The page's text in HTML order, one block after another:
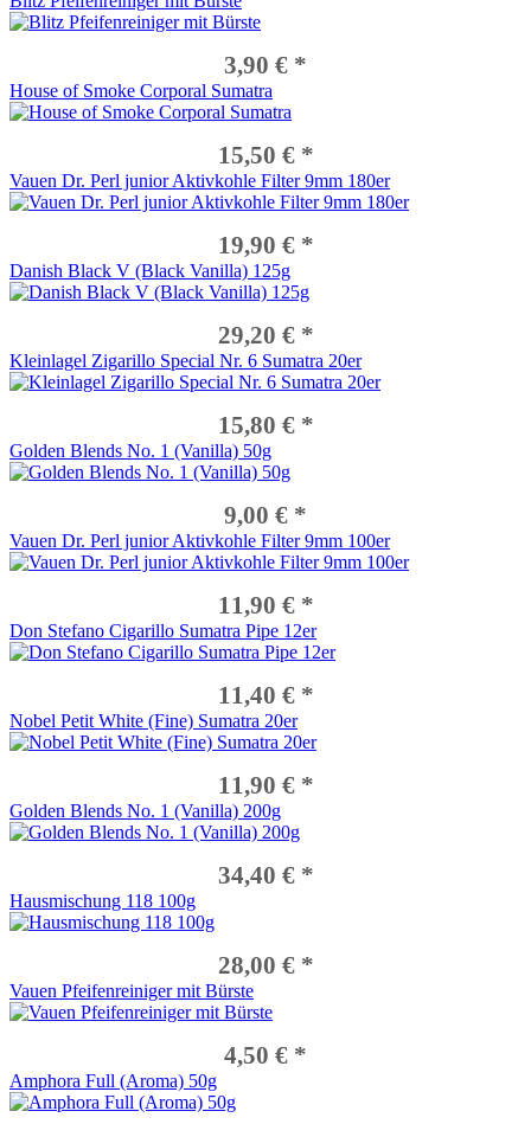
Vauen Finn
Vauen Fuji
Vauen Hawaii
Vauen Hippo
Vauen Jucan
Vauen Kensington
Vauen Lessing
Vauen Lime
Vauen Maris
Vauen Maximus
Vauen Melvin
Vauen Olaf
Vauen Oregon
Vauen Piccolo
Vauen Puccini
Vauen Ray
Vauen Relax
Vauen Shine
Vauen Siena
Vauen Six
Vauen Skyline Edition
Vauen Sola
Vauen Spin
Vauen Starter Set
Vauen Topas
Vauen Tradition
Vauen Ufo
Vauen Vintage
3,90 € *
House of Smoke Corporal Sumatra
15,50 € *
Vauen Dr. Perl junior Aktivkohle Filter 9mm 180er
19,90 € *
Danish Black V (Black Vanilla) 125g
29,20 € *
Kleinlagel Zigarillo Special Nr. 6 Sumatra 20er
15,80 € *
Golden Blends No. 1 (Vanilla) 50g
9,00 € *
Vauen Dr. Perl junior Aktivkohle Filter 9mm 100er
11,90 € *
Don Stefano Cigarillo Sumatra Pipe 12er
11,40 € *
Nobel Petit White (Fine) Sumatra 20er
11,90 € *
Golden Blends No. 1 (Vanilla) 200g
34,40 € *
Hausmischung 118 100g
28,00 € *
Vauen Pfeifenreiniger mit Bürste
4,50 € *
Amphora Full (Aroma) 50g